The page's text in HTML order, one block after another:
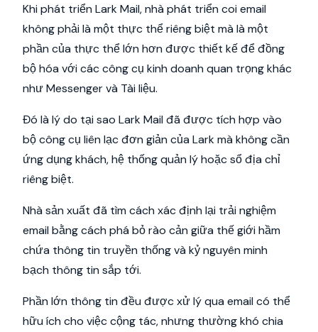
Khi phát triển Lark Mail, nhà phát triển coi email
không phải là một thực thể riêng biệt mà là một
phần của thực thể lớn hơn được thiết kế để đồng
bộ hóa với các công cụ kinh doanh quan trọng khác
như Messenger và Tài liệu.
Đó là lý do tại sao Lark Mail đã được tích hợp vào
bộ công cụ liên lạc đơn giản của Lark mà không cần
ứng dụng khách, hệ thống quản lý hoặc sổ địa chỉ
riêng biệt.
Nhà sản xuất đã tìm cách xác định lại trải nghiệm
email bằng cách phá bỏ rào cản giữa thế giới hầm
chứa thông tin truyền thống và kỷ nguyên minh
bạch thông tin sắp tới.
Phần lớn thông tin đều được xử lý qua email có thể
hữu ích cho việc cộng tác, nhưng thường khó chia